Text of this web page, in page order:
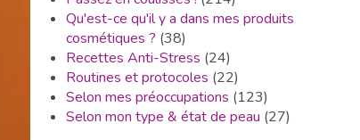
Qu'est-ce qu'il y a dans mes produits
cosmétiques ? (38)
Recettes Anti-Stress (24)
Routines et protocoles (22)
Selon mes préoccupations (123)
Selon mon type & état de peau (27)